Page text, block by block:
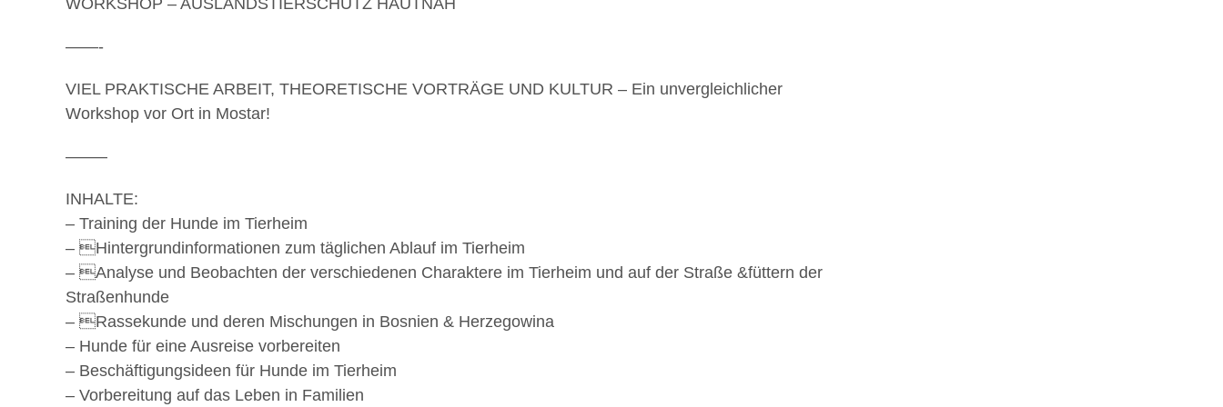
——-
VIEL PRAKTISCHE ARBEIT, THEORETISCHE VORTRÄGE UND KULTUR – Ein unvergleichlicher
Workshop vor Ort in Mostar!
——–
INHALTE:
– Training der Hunde im Tierheim
– Hintergrundinformationen zum täglichen Ablauf im Tierheim
– Analyse und Beobachten der verschiedenen Charaktere im Tierheim und auf der Straße &füttern der
Straßenhunde
– Rassekunde und deren Mischungen in Bosnien & Herzegowina
– Hunde für eine Ausreise vorbereiten
– Beschäftigungsideen für Hunde im Tierheim
– Vorbereitung auf das Leben in Familien